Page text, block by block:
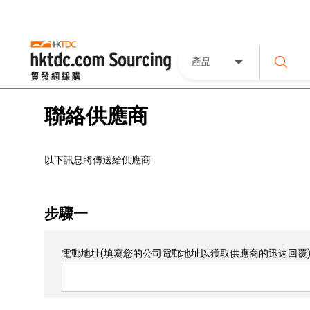
產品
聯絡供應商
以下訊息將傳送給供應商:
步驟一
電郵地址(填寫您的公司電郵地址以獲取供應商的迅速回覆)